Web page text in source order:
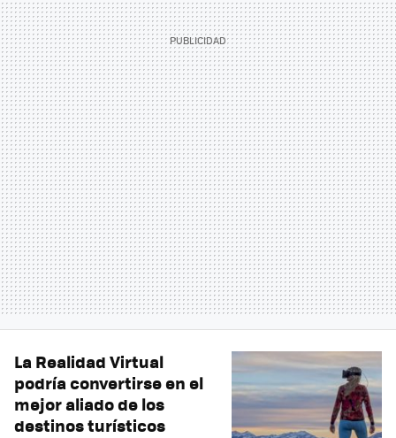
La Realidad Virtual
podría convertirse en el
mejor aliado de los
destinos turísticos